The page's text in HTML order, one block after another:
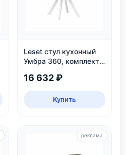
Leset стул кухонный
Умбра 360, комплект
16 632 ₽
Купить
реклама